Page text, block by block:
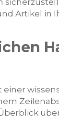
Artikel in